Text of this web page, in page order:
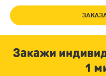
Закажи
1